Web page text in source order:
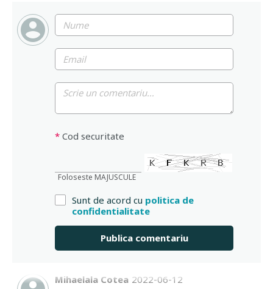
* Cod securitate
Foloseste MAJUSCULE
Sunt de acord cu politica de
confidentialitate
Mihaelala Cotea 2022-06-12